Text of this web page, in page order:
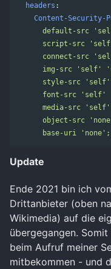
headers :
Content-Security-
default-src
script-src
connect-src
img-src 'self'
style-src 'self'
font-src 'self'
media-src
object-src
base-uri 'none';
Update
Ende 2021 bin ich
Drittanbieter (oben
Wikimedia) auf die
übergegangen.
beim Aufruf meiner
mitbekommen - und